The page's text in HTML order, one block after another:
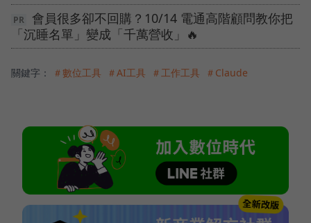
會員很多卻不回購？10/14 電通高階顧問教你把
「沉睡名單」變成「千萬營收」🔥
關鍵字： ＃數位工具 ＃AI工具 ＃工作工具 ＃Claude